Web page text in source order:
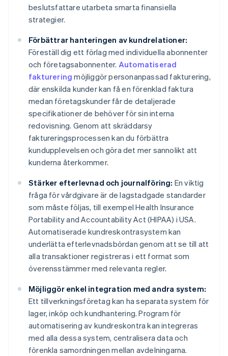
beslutsfattare utarbeta smarta finansiella
strategier.
Förbättrar hanteringen av kundrelationer:
Föreställ dig ett förlag med individuella abonnenter
och företagsabonnenter. Automatiserad
fakturering möjliggör personanpassad fakturering,
där enskilda kunder kan få en förenklad faktura
medan företagskunder får de detaljerade
specifikationer de behöver för sin interna
redovisning. Genom att skräddarsy
faktureringsprocessen kan du förbättra
kundupplevelsen och göra det mer sannolikt att
kunderna återkommer.
Stärker efterlevnad och journalföring: En viktig
fråga för vårdgivare är de lagstadgade standarder
som måste följas, till exempel Health Insurance
Portability and Accountability Act (HIPAA) i USA.
Automatiserade kundreskontrasystem kan
underlätta efterlevnadsbördan genom att se till att
alla transaktioner registreras i ett format som
överensstämmer med relevanta regler.
Möjliggör enkel integration med andra system:
Ett tillverkningsföretag kan ha separata system för
lager, inköp och kundhantering. Program för
automatisering av kundreskontra kan integreras
med alla dessa system, centralisera data och
förenkla samordningen mellan avdelningarna.